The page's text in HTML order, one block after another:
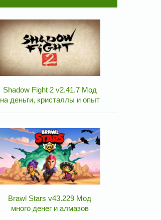
Shadow Fight 2 v2.41.7 Мод
на деньги, кристаллы и опыт
Brawl Stars v43.229 Мод
много денег и алмазов